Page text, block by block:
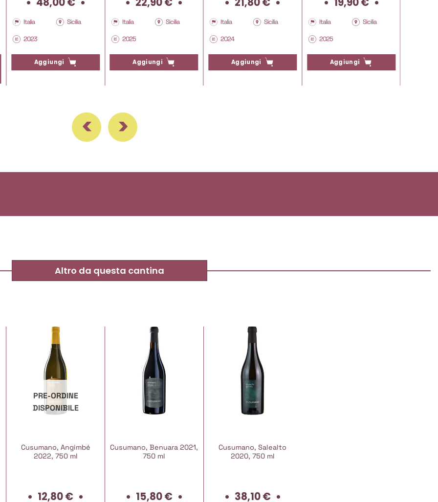
Italia Sicilia
2023
Aggiungi
Italia Sicilia
2025
Aggiungi
Italia Sicilia
2024
Aggiungi
Italia Sicilia
2025
Aggiungi
Altro da questa cantina
PRE-ORDINE
DISPONIBILE
Cusumano, Angimbé
2022, 750 ml
12,80€
Cusumano, Benuara 2021,
750 ml
15,80€
Cusumano, Salealto
2020, 750 ml
38,10€